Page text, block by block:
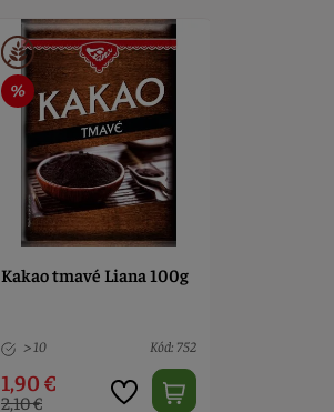
Kakao tmavé Liana 100g
> 10 Kód: 752
1,90 €
2,10 €